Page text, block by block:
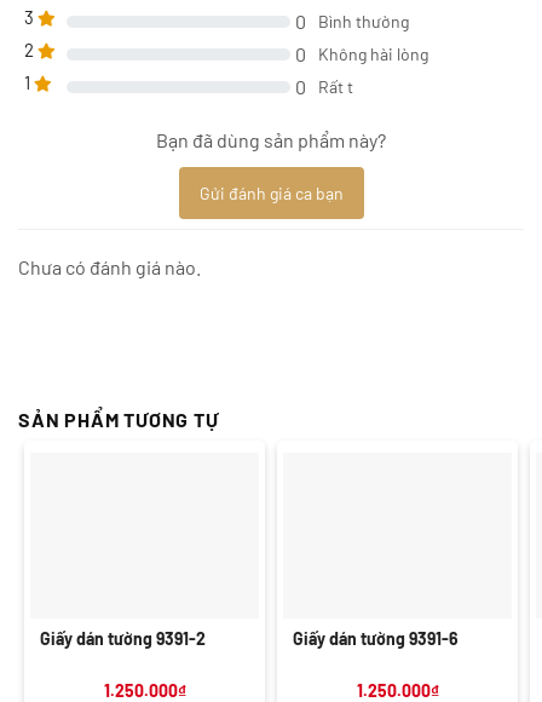
3 0 Bình thường
2 0 Không hài lòng
1 0 Rất t
Bạn đã dùng sản phẩm này?
Gửi đánh giá ca bạn
Chưa có đánh giá nào.
SẢN PHẨM TƯƠNG TỰ
Giấy dán tường 9391-2
1.250.000₫
Giấy dán tường 9391-6
1.250.000₫